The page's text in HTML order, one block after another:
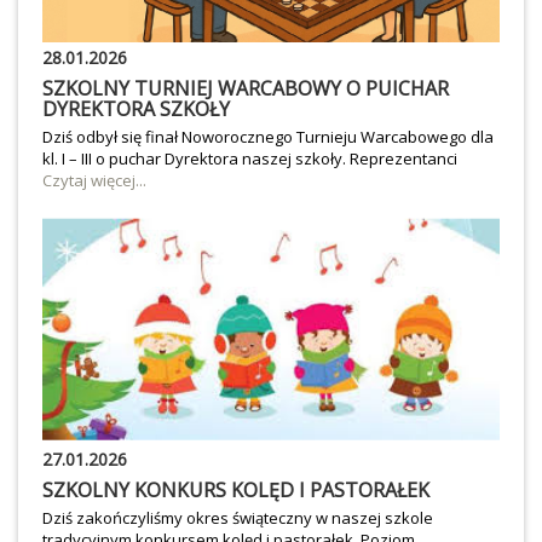
28.01.2026
SZKOLNY TURNIEJ WARCABOWY O PUICHAR
DYREKTORA SZKOŁY
Dziś odbył się finał Noworocznego Turnieju Warcabowego dla
kl. I – III o puchar Dyrektora naszej szkoły. Reprezentanci
wszystkich klas I – III rywalizowali najpierw w grupach, grając
wszystkim czuwał sędzia główny Pan Waldemar Rurarz.
Zwycięzcom gratulujemy. Podobnie jak Konkurs Kolęd i
Pastorałek Turniej Warcabowy zorganizowali wychowawcy
świetlicy szkolnej.
Czytaj więcej...
27.01.2026
SZKOLNY KONKURS KOLĘD I PASTORAŁEK
Dziś zakończyliśmy okres świąteczny w naszej szkole